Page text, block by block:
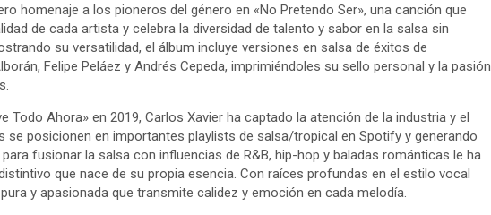
homenaje a los pioneros del género en «No Pretendo Ser», una canción que
de cada artista y celebra la diversidad de talento y sabor en la salsa sin
su versatilidad, el álbum incluye versiones en salsa de éxitos de
Felipe Peláez y Andrés Cepeda, imprimiéndoles su sello personal y la pasión
Todo Ahora» en 2019, Carlos Xavier ha captado la atención de la industria y el
se posicionen en importantes playlists de salsa/tropical en Spotify y generando
fusionar la salsa con influencias de R&B, hip-hop y baladas románticas le ha
que nace de su propia esencia. Con raíces profundas en el estilo vocal
y apasionada que transmite calidez y emoción en cada melodía.